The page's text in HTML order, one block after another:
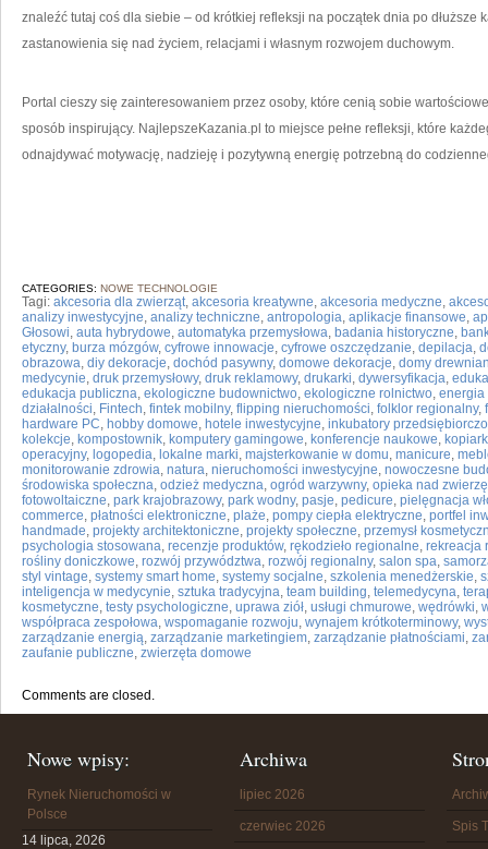
znaleźć tutaj coś dla siebie – od krótkiej refleksji na początek dnia po dłuższe
zastanowienia się nad życiem, relacjami i własnym rozwojem duchowym.
Portal cieszy się zainteresowaniem przez osoby, które cenią sobie
sposób inspirujący. NajlepszeKazania.pl to miejsce pełne refleksji, które
odnajdywać motywację, nadzieję i pozytywną energię potrzebną do
CATEGORIES: NOWE TECHNOLOGIE
Tagi: akcesoria dla zwierząt, akcesoria kreatywne, akcesoria medyczne,
analizy inwestycyjne, analizy techniczne, antropologia, aplikacje finansowe,
Głosowi, auta hybrydowe, automatyka przemysłowa, badania historyczne,
etyczny, burza mózgów, cyfrowe innowacje, cyfrowe oszczędzanie, depilacja,
obrazowa, diy dekoracje, dochód pasywny, domowe dekoracje, domy
medycynie, druk przemysłowy, druk reklamowy, drukarki, dywersyfikacja,
edukacja publiczna, ekologiczne budownictwo, ekologiczne rolnictwo, energia
działalności, Fintech, fintek mobilny, flipping nieruchomości, folklor regionalny,
hardware PC, hobby domowe, hotele inwestycyjne, inkubatory
kolekcje, kompostownik, komputery gamingowe, konferencje naukowe,
operacyjny, logopedia, lokalne marki, majsterkowanie w domu, manicure,
monitorowanie zdrowia, natura, nieruchomości inwestycyjne, nowoczesne
środowiska społeczna, odzież medyczna, ogród warzywny, opieka nad
fotowoltaiczne, park krajobrazowy, park wodny, pasje, pedicure, pielęgnacja
commerce, płatności elektroniczne, plaże, pompy ciepła elektryczne, portfel
handmade, projekty architektoniczne, projekty społeczne, przemysł
psychologia stosowana, recenzje produktów, rękodzieło regionalne, rekreacja
rośliny doniczkowe, rozwój przywództwa, rozwój regionalny, salon spa,
styl vintage, systemy smart home, systemy socjalne, szkolenia menedżerskie,
inteligencja w medycynie, sztuka tradycyjna, team building, telemedycyna,
kosmetyczne, testy psychologiczne, uprawa ziół, usługi chmurowe, wędrówki,
współpraca zespołowa, wspomaganie rozwoju, wynajem krótkoterminowy,
zarządzanie energią, zarządzanie marketingiem, zarządzanie płatnościami,
zaufanie publiczne, zwierzęta domowe
Comments are closed.
Nowe wpisy:
Rynek Nieruchomości w
Polsce
14 lipca, 2026
Archiwa
lipiec 2026
czerwiec 2026 Spis